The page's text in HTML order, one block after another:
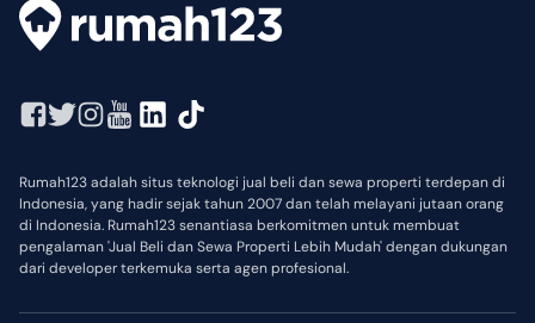
Rumah123 adalah situs teknologi jual beli dan sewa properti terdepan di
Indonesia, yang hadir sejak tahun 2007 dan telah melayani jutaan orang
di Indonesia. Rumah123 senantiasa berkomitmen untuk membuat
pengalaman 'Jual Beli dan Sewa Properti Lebih Mudah' dengan dukungan
dari developer terkemuka serta agen profesional.